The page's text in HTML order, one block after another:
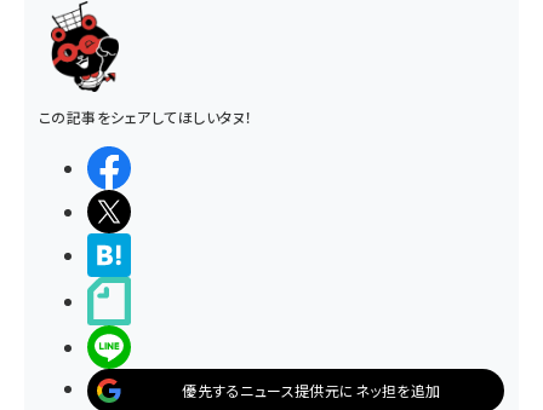
この記事をシェアしてほしいタヌ！
優先するニュース提供元にネッ担を追加